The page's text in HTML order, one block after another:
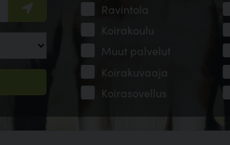
Ravintola
Koirakoulu
Muut palvelut
Koirakuvaaja
Koirasovellus